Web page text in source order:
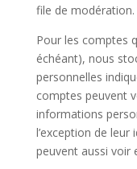
file de modération.
Pour les comptes
échéant), nous
personnelles
comptes peuvent
informations
l’exception de
peuvent aussi voir